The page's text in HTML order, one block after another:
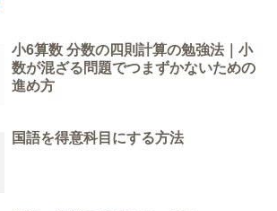
小6算数 分数の四則計算の勉強法｜小
数が混ざる問題でつまずかないための
進め方
国語を得意科目にする方法